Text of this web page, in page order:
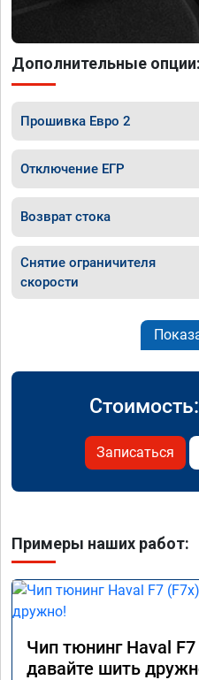
Дополнительные опции:
Прошивка Евро 2
Отключение ЕГР
Возврат стока
Снятие ограничителя
скорости
Записаться
Примеры наших работ:
Чип тюнинг Haval
давайте шить